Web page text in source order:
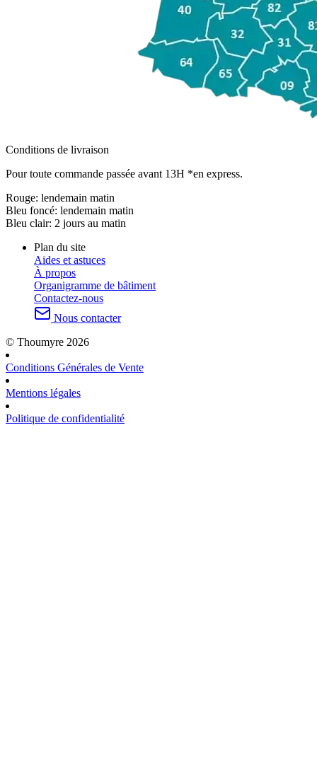
Conditions de livraison
Pour toute commande passée avant 13H *en express.
Rouge: lendemain matin
Bleu foncé: lendemain matin
Bleu clair: 2 jours au matin
Plan du site
Aides et astuces
À propos
Organigramme de bâtiment
Contactez-nous
Nous contacter
© Thoumyre 2026
Conditions Générales de Vente
Mentions légales
Politique de confidentialité